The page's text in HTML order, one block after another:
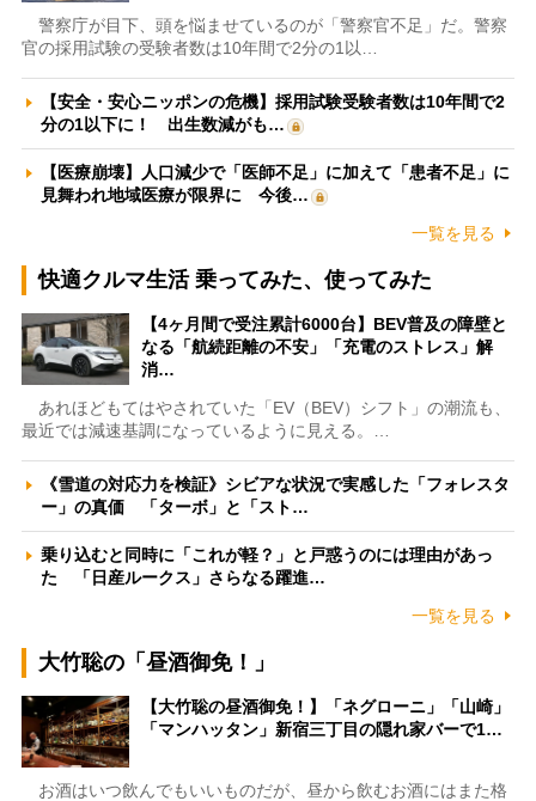
警察庁が目下、頭を悩ませているのが「警察官不足」だ。警察
官の採用試験の受験者数は10年間で2分の1以…
【安全・安心ニッポンの危機】採用試験受験者数は10年間で2
分の1以下に！ 出生数減がも…
【医療崩壊】人口減少で「医師不足」に加えて「患者不足」に
見舞われ地域医療が限界に 今後…
一覧を見る
快適クルマ生活 乗ってみた、使ってみた
【4ヶ月間で受注累計6000台】BEV普及の障壁と
なる「航続距離の不安」「充電のストレス」解
消…
あれほどもてはやされていた「EV（BEV）シフト」の潮流も、
最近では減速基調になっているように見える。…
《雪道の対応力を検証》シビアな状況で実感した「フォレスタ
ー」の真価 「ターボ」と「スト…
乗り込むと同時に「これが軽？」と戸惑うのには理由があっ
た 「日産ルークス」さらなる躍進…
一覧を見る
大竹聡の「昼酒御免！」
【大竹聡の昼酒御免！】「ネグローニ」「山崎」
「マンハッタン」新宿三丁目の隠れ家バーで1…
お酒はいつ飲んでもいいものだが、昼から飲むお酒にはまた格